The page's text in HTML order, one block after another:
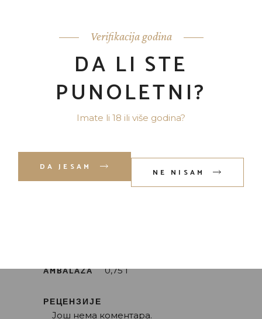
Verifikacija godina
DA LI STE
PUNOLETNI?
Imate li 18 ili više godina?
DA JESAM
NE NISAM
AMBALAZA 0,75 l
РЕЦЕНЗИЈЕ
Још нема коментара.